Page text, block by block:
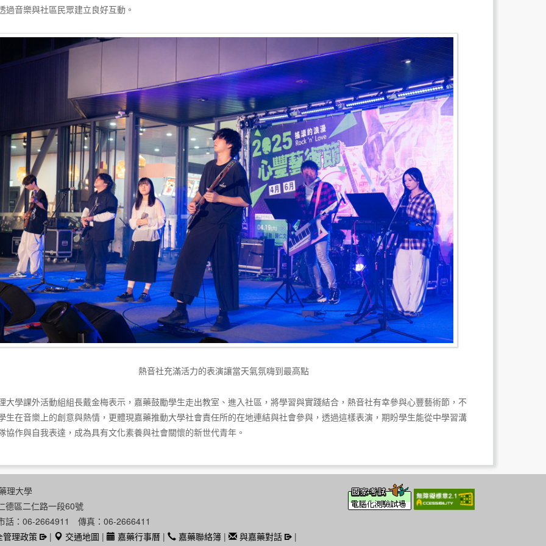
過音樂與社區民眾建立良好互動。
熱音社充滿活力的表演讓當天氣氛嗨到最高點
大學課外活動組組長戴金梅表示，嘉藥鼓勵學生走出教室、進入社區，將學習與實踐結合，熱音社有幸參與心豐藝術節，不
生在音樂上的創意與熱情，更體現嘉藥推動大學社會責任所的在地連結與社會參與，透過這樣表演，期盼學生能從中學習溝
協作與自我表達，成為具有文化素養與社會關懷的新世代青年。
理大學
德區二仁路一段60號
：06-2664911 傳真：06-2666411
管理政策
| 交通地圖 | 嘉藥行事曆 | 嘉藥聯絡簿 | 與嘉藥對話 |